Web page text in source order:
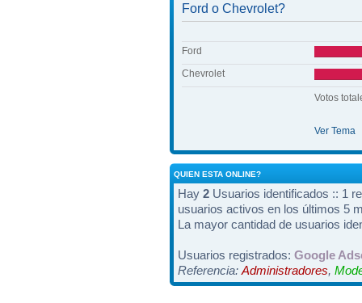
Ford o Chevrolet?
Ford
Chevrolet
Votos
Ver Tema
QUIEN ESTA ONLINE?
Hay 2 Usuarios identificados :: 1
usuarios activos en los últimos 5
La mayor cantidad de usuarios
Usuarios registrados: Google
Referencia: Administradores,